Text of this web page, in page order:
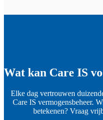
Wat kan Care IS
Elke dag vertrouwen
Care IS vermogensbeheer.
betekenen? Vraag